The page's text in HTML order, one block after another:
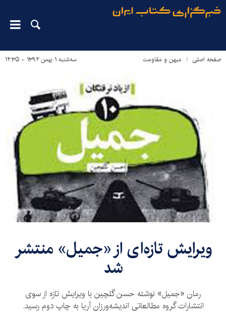
صفحه اصلی میهن و مقاومت سه‌شنبه ۱ بهمن ۱۳۹۲ - ۱۲:۳۵
ویرایش تازه‌ای از «جمیل» منتشر
شد
رمان «جمیل» نوشته حسن گلچین با ویرایش تازه از سوی
انتشارات گروه مطالعاتی اندیشه‌ورزان آریا به چاپ دوم رسید.